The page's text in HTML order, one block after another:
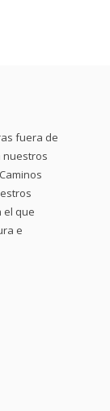
fuera de
nuestros
el que
e